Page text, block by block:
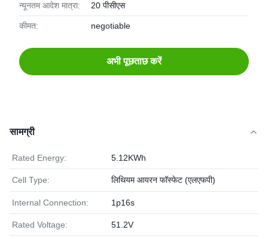
न्यूनतम आदेश मात्रा: 20 पीसीएस
कीमत: negotiable
अभी पूछताछ करें
सामग्री
Rated Energy: 5.12KWh
Cell Type: लिथियम आयरन फॉस्फेट (एलएफपी)
Internal Connection: 1p16s
Rated Voltage: 51.2V